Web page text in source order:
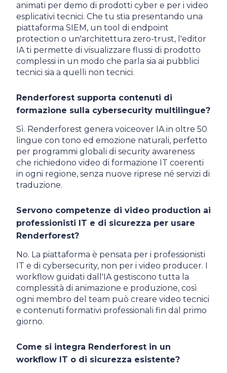
animati per demo di prodotti cyber e per i video
esplicativi tecnici. Che tu stia presentando una
piattaforma SIEM, un tool di endpoint
protection o un'architettura zero-trust, l'editor
IA ti permette di visualizzare flussi di prodotto
complessi in un modo che parla sia ai pubblici
tecnici sia a quelli non tecnici.
Renderforest supporta contenuti di
formazione sulla cybersecurity multilingue?
Sì. Renderforest genera voiceover IA in oltre 50
lingue con tono ed emozione naturali, perfetto
per programmi globali di security awareness
che richiedono video di formazione IT coerenti
in ogni regione, senza nuove riprese né servizi di
traduzione.
Servono competenze di video production ai
professionisti IT e di sicurezza per usare
Renderforest?
No. La piattaforma è pensata per i professionisti
IT e di cybersecurity, non per i video producer. I
workflow guidati dall'IA gestiscono tutta la
complessità di animazione e produzione, così
ogni membro del team può creare video tecnici
e contenuti formativi professionali fin dal primo
giorno.
Come si integra Renderforest in un
workflow IT o di sicurezza esistente?